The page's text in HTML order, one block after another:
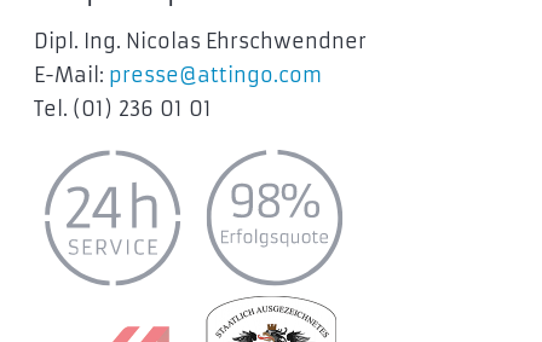
Dipl. Ing. Nicolas Ehrschwendner
E-Mail: presse@attingo.com
Tel. (01) 236 01 01